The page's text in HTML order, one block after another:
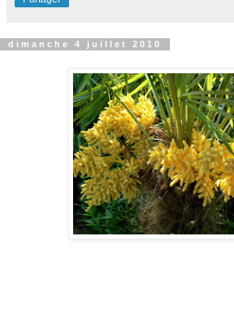
dimanche 4 juillet 2010